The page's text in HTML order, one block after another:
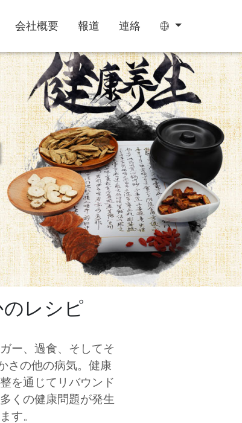
会社概要 報道 連絡
プリ 成長期サプリ 阿膠糕
ーバッグ グミ
レシピ
ー、過食、そしてそ
さの他の病気。健康
を通じてリバウンド
くの健康問題が発生
す。